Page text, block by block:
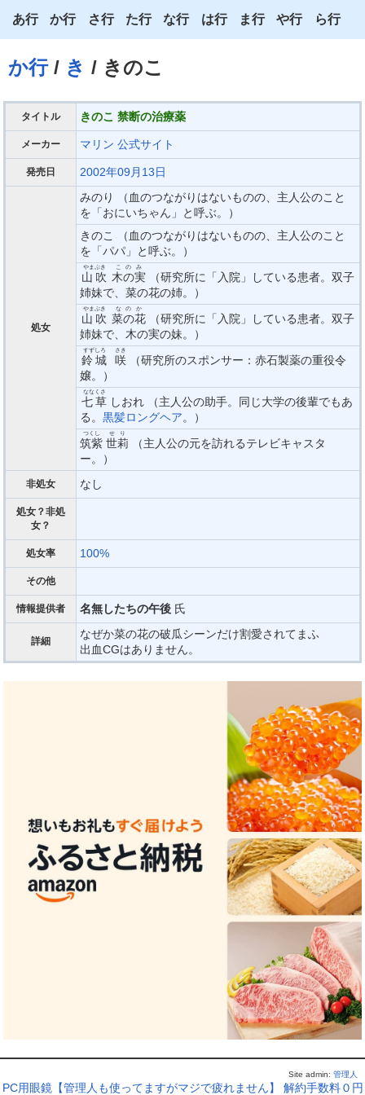
か行/ き / きのこ
あ行
い
う
え
お
か行
き
く
け
さ行
し
す
せ
そ
た行
ち
つ
て
と
な行
ぬ
ね
は行
ま行
や行
ら行
タイトル きのこ 禁断の治療薬
メーカー マリン 公式サイト
発売日 2002年09月13日
処女
みのり （血のつながりはないものの、主人公のこと
を「おにいちゃん」と呼ぶ。）
きのこ （血のつながりはないものの、主人公のこと
を「パパ」と呼ぶ。）
山吹
やまぶき
木の実
このみ
（研究所に「入院」している患者。双子
姉妹で、菜の花の姉。）
山吹
やまぶき
菜の花
なのか
（研究所に「入院」している患者。双子
姉妹で、木の実の妹。）
鈴城
すずしろ
咲
さき
（研究所のスポンサー：赤石製薬の重役令
嬢。）
七草
ななくさ
しおれ （主人公の助手。同じ大学の後輩でもあ
る。 黒髪ロングヘア。）
筑紫
つくし
世莉
せり
（主人公の元を訪れるテレビキャスタ
ー。）
非処女 なし
処女？非処
女？
処女率 100%
その他
情報提供者 名無したちの午後 氏
詳細
なぜか菜の花の破瓜シーンだけ割愛されてまふ
出血CGはありません。
Site admin:管理人
PC用眼鏡【管理人も使ってますがマジで疲れません】 解約手数料０円